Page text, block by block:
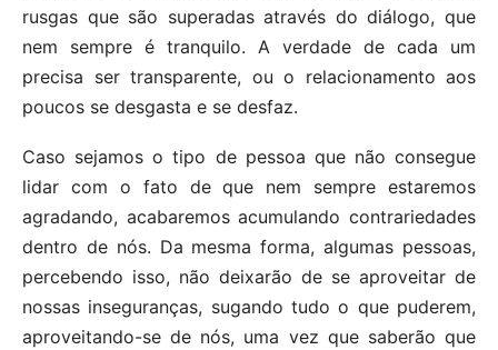
rusgas que são superadas através do diálogo, que
nem sempre é tranquilo. A verdade de cada um
precisa ser transparente, ou o relacionamento aos
poucos se desgasta e se desfaz.
Caso sejamos o tipo de pessoa que não consegue
lidar com o fato de que nem sempre estaremos
agradando, acabaremos acumulando contrariedades
dentro de nós. Da mesma forma, algumas pessoas,
percebendo isso, não deixarão de se aproveitar de
nossas inseguranças, sugando tudo o que puderem,
aproveitando-se de nós, uma vez que saberão que